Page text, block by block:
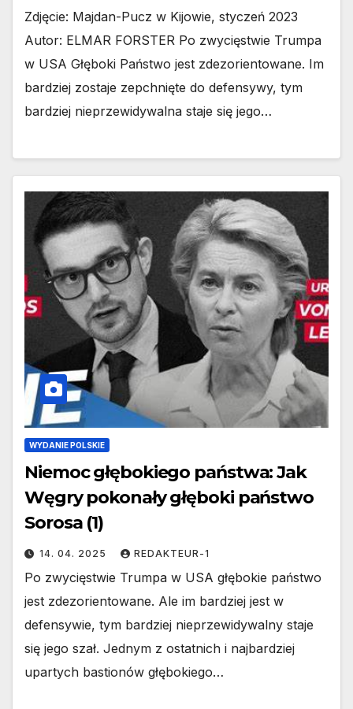
Zdjęcie: Majdan-Pucz w Kijowie, styczeń 2023
Autor: ELMAR FORSTER Po zwycięstwie Trumpa
w USA Głęboki Państwo jest zdezorientowane. Im
bardziej zostaje zepchnięte do defensywy, tym
bardziej nieprzewidywalna staje się jego…
WYDANIE POLSKIE
Niemoc głębokiego państwa: Jak
Węgry pokonały głęboki państwo
Sorosa (1)
14. 04. 2025 REDAKTEUR-1
Po zwycięstwie Trumpa w USA głębokie państwo
jest zdezorientowane. Ale im bardziej jest w
defensywie, tym bardziej nieprzewidywalny staje
się jego szał. Jednym z ostatnich i najbardziej
upartych bastionów głębokiego…